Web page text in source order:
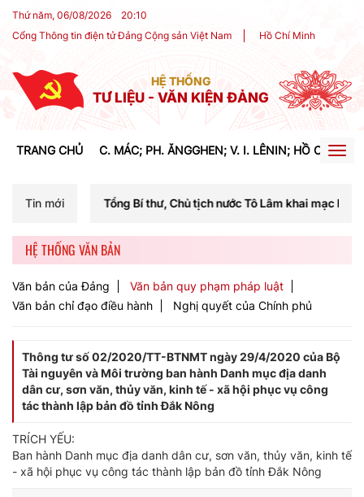
Thứ năm, 06/08/2026 20:10
Cổng Thông tin điện tử Đảng Cộng sản Việt Nam
Hồ Chí Minh
HỆ THỐNG
TƯ LIỆU - VĂN KIỆN ĐẢNG
TRANG CHỦ C. MÁC; PH. ĂNGGHEN; V. I. LÊNIN; HỒ CHÍ
Tin mới
Tổng Bí thư, Chủ tịch nước Tô Lâm khai mạc Hội nghị Trung ương
HỆ THỐNG VĂN BẢN
Văn bản của Đảng
Văn bản quy phạm pháp luật
Văn bản chỉ đạo điều hành
Nghị quyết của Chính phủ
Thông tư số 02/2020/TT-BTNMT ngày 29/4/2020 của Bộ
Tài nguyên và Môi trường ban hành Danh mục địa danh
dân cư, sơn văn, thủy văn, kinh tế - xã hội phục vụ công
tác thành lập bản đồ tỉnh Đắk Nông
TRÍCH YẾU:
Ban hành Danh mục địa danh dân cư, sơn văn, thủy văn, kinh tế
- xã hội phục vụ công tác thành lập bản đồ tỉnh Đắk Nông